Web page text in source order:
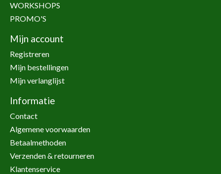
WORKSHOPS
PROMO'S
Mijn account
Registreren
Mijn bestellingen
Mijn verlanglijst
Informatie
Contact
Algemene voorwaarden
Betaalmethoden
Verzenden & retourneren
Klantenservice